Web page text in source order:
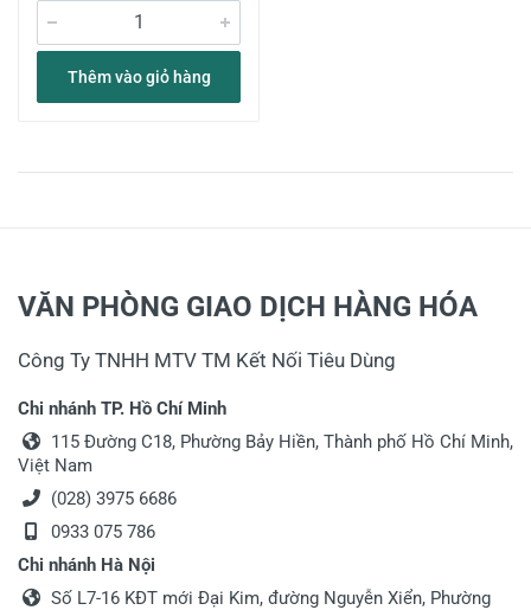
Thêm vào giỏ hàng
VĂN PHÒNG GIAO DỊCH HÀNG HÓA
Công Ty TNHH MTV TM Kết Nối Tiêu Dùng
Chi nhánh TP. Hồ Chí Minh
115 Đường C18, Phường Bảy Hiền, Thành phố Hồ Chí Minh,
Việt Nam
(028) 3975 6686
0933 075 786
Chi nhánh Hà Nội
Số L7-16 KĐT mới Đại Kim, đường Nguyễn Xiển, Phường